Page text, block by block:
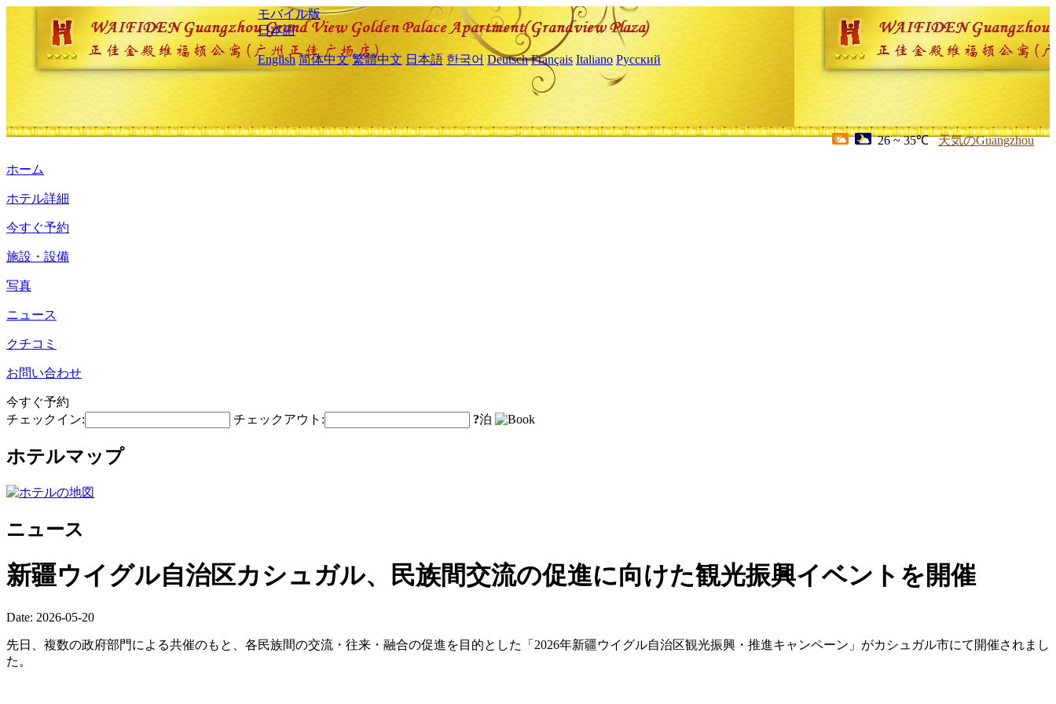
モバイル版
日本語
English 简体中文 繁體中文 日本語 한국어 Deutsch Français Italiano Русский
26 ~ 35℃ 天気のGuangzhou
ホーム
ホテル詳細
今すぐ予約
施設・設備
写真
ニュース
クチコミ
お問い合わせ
今すぐ予約
チェックイン:
チェックアウト: ?泊
ホテルマップ
ニュース
新疆ウイグル自治区カシュガル、民族間交流の促進に向けた観光振興イベントを開催
Date: 2026-05-20
先日、複数の政府部門による共催のもと、各民族間の交流・往来・融合の促進を目的とした「2026年新疆ウイグル自治区観光振興・推進キャンペーン」がカシュガル市にて開催されまし
た。